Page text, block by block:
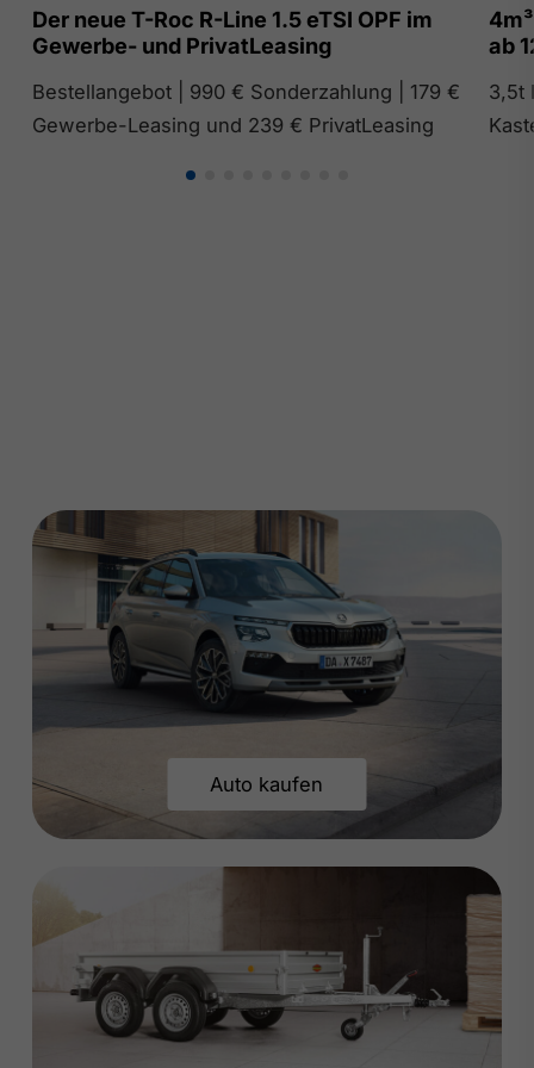
Der neue T-Roc R-Line 1.5 eTSI OPF im
Gewerbe- und PrivatLeasing
Bestellangebot | 990 € Sonderzahlung | 179 €
Gewerbe-Leasing und 239 € PrivatLeasing
ab
3,5t
Auto kaufen